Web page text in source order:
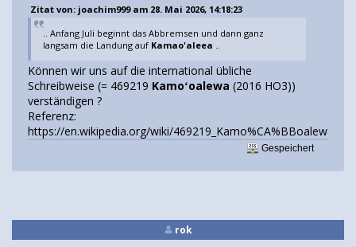
Zitat von: joachim999 am 28. Mai 2026, 14:18:23
.. Anfang Juli beginnt das Abbremsen und dann ganz
langsam die Landung auf Kamao'aleea
Können wir uns auf die international übliche
Schreibweise (= 469219 Kamoʻoalewa (2016 HO3))
verständigen ?
Referenz:
https://en.wikipedia.org/wiki/469219_Kamo%CA%BBoalewa
Gespeichert
rok